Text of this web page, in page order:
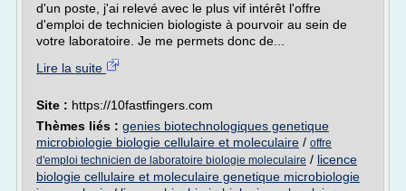
d'un poste, j'ai relevé avec le plus vif intérêt l'offre
d'emploi de technicien biologiste à pourvoir au sein de
votre laboratoire. Je me permets donc de...
Lire la suite
Site : https://10fastfingers.com
Thèmes liés : genies biotechnologiques genetique
microbiologie biologie cellulaire et moleculaire / offre
d'emploi technicien de laboratoire biologie moleculaire / licence
biologie cellulaire et moleculaire genetique microbiologie